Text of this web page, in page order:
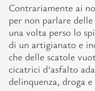
Contrariamente ai
per non parlare
una volta perso lo
di un artigianato e
che delle scatole
cicatrici d’asfalto
delinquenza, droga